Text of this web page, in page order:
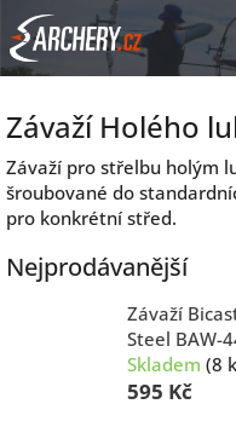
Přejít
na
obsah
Závaží Holého
Závaží pro střelbu holým
šroubované do
pro konkrétní střed.
Nejprodávanější
Závaží
Steel BAW-
Skladem (8
595 Kč